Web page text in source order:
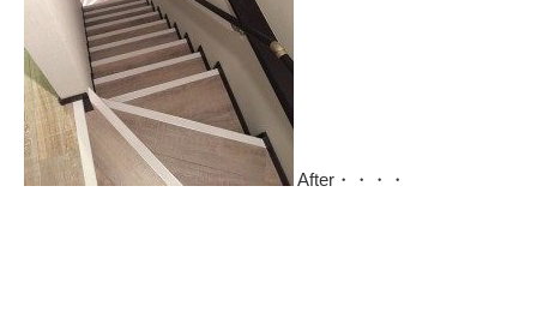
After・・・・